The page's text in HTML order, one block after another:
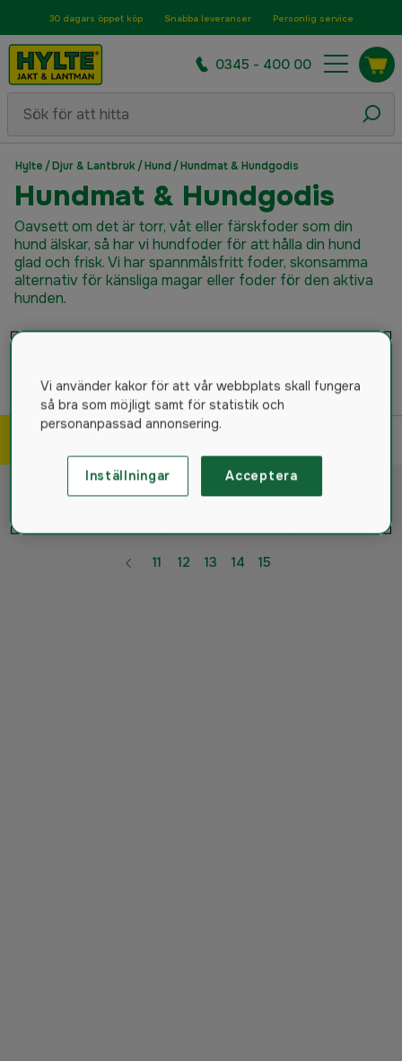
30 dagars öppet köp Snabba leveranser Personlig service
0345 - 400 00
Hylte /Djur & Lantbruk/Hund /Hundmat & Hundgodis
Hundmat & Hundgodis
Oavsett om det är torr, våt eller färskfoder som din
hund älskar, så har vi hundfoder för att hålla din hund
glad och frisk. Vi har spannmålsfritt foder, skonsamma
alternativ för känsliga magar eller foder för den aktiva
hunden.
Hundgodis & Tuggben
Du har sett 360 av 357 Produkter
11
12 13 14 15
Vi använder kakor för att vår webbplats skall fungera
så bra som möjligt samt för statistik och
personanpassad annonsering.
Inställningar Acceptera